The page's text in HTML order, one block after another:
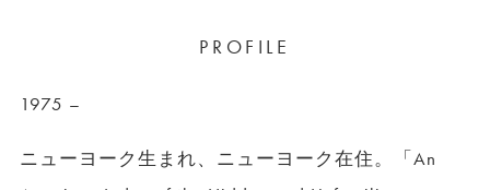
PROFILE
1975 –
ニューヨーク生まれ、ニューヨーク在住。「An